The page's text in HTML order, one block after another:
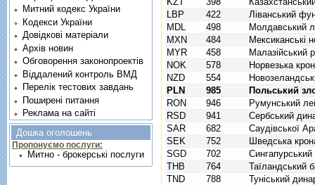
LBP
422
Ліванський
MDL
498
Молдавський
MXN
484
Мексиканські
MYR
458
Малазійський
NOK
578
Норвезька
NZD
554
PLN
985
Польський
RON
946
Румунський
RSD
941
Сербський
SAR
682
Саудівської
SEK
752
Шведська
SGD
702
THB
764
Таїландський
TND
788
Туніський
Митний кодекс України
Кодекси України
Довідкові матеріали
Архів новин
Обговорення законопроектів
Віддалений контроль ВМД
Перелік тестових завдань
Поширені питання
Реклама на сайті
Дошка оголошень
Пропонуємо послуги:
Митно - брокерські послуги